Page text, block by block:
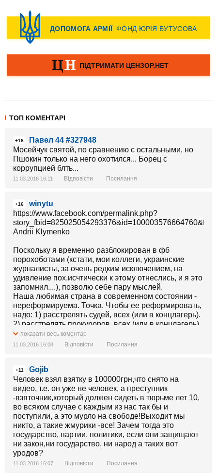
ТОП КОМЕНТАРІ
+18
Павел 44 #327948
Мосейчук святой, по сравнению с остальными, но
Пшокин только на него охотился... Борец с
коррупцией блть...
11.03.2016 16:11 Відповісти Посилання
+16
winytu
https://www.facebook.com/permalink.php?
Andrii Klymenko
Поскольку я временно разблокирован в фб
порохоботами (кстати, мои коллеги, украинские
журналисты, за очень редким исключением, на
удивление пох.исчтически к этому отнеслись, и я это
запомнил....), позволю себе пару мыслей.
Наша любимая страна в современном состоянии -
нереформируема. Точка. Чтобы ее реформировать,
надо: 1) расстрелять судей, всех (или в концлагерь).
2) расстрелять прокуроров, всех (или в концлагерь).
3) запретить избирать депутатами ВСЕХ уровней,
кто уже там был до 2016 года. 4) Ментов можно не
..........С ментами вопрос спорный
показати весь коментар
11.03.2016 16:08 Відповісти Посилання
+11
Gojib
Человек взял взятку в 100000грн,что снято на
видео, т.е. он уже не человек, а преступник
-взяточник,который должен сидеть в тюрьме лет 10,
во всяком случае с каждым из нас так бы и
поступили, а это мурло на свободе!Выходит мы
никто, а такие жмурики -все! Зачем тогда это
государство, партии, политики, если они защищают
ни закон,ни государство, ни народ а таких вот
уродов?
11.03.2016 16:07 Відповісти Посилання